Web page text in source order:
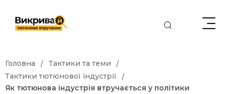
Головна / Тактики та теми /
Тактики тютюнової індустрії /
Як тютюнова індустрія втручається у політики